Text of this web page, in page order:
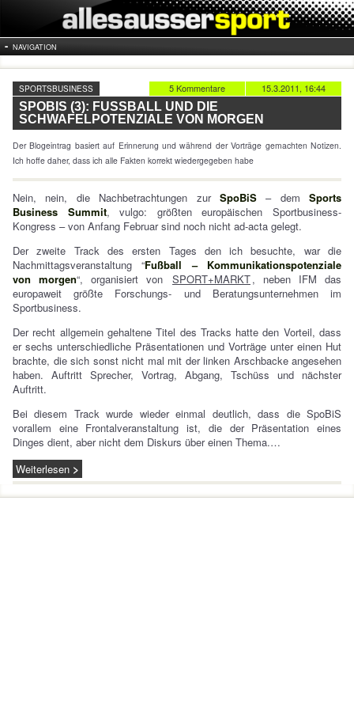
NAVIGATION
15.3.2011, 16:44
5 Kommentare
SPORTSBUSINESS
SPOBIS (3): FUSSBALL UND DIE S
CHWAFELPOTENZIALE VON MORGEN
Der Blogeintrag basiert auf Erinnerung und während der Vorträge gemachten Notizen.
Ich hoffe daher, dass ich alle Fakten korrekt wiedergegeben habe
Nein, nein, die Nachbetrachtungen zur SpoBiS– dem Sports
Business Summit, vulgo: größten europäischen Sportbusiness-
Kongress – von Anfang Februar sind noch nicht ad-acta gelegt.
Der zweite Track des ersten Tages den ich besuchte, war die
Nachmittagsveranstaltung “Fußball – Kommunikationspotenziale
von morgen“, organisiert von SPORT+MARKT, neben IFM das
europaweit größte Forschungs- und Beratungsunternehmen im
Sportbusiness.
Der recht allgemein gehaltene Titel des Tracks hatte den Vorteil, dass
er sechs unterschiedliche Präsentationen und Vorträge unter einen Hut
brachte, die sich sonst nicht mal mit der linken Arschbacke angesehen
haben. Auftritt Sprecher, Vortrag, Abgang, Tschüss und nächster
Auftritt.
Bei diesem Track wurde wieder einmal deutlich, dass die SpoBiS
vorallem eine Frontalveranstaltung ist, die der Präsentation eines
Dinges dient, aber nicht dem Diskurs über einen Thema.…
Weiterlesen